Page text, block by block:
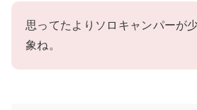
思ってたよりソロキャンパーが
象ね。